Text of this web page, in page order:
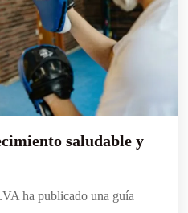
saludable y
ha publicado una guía